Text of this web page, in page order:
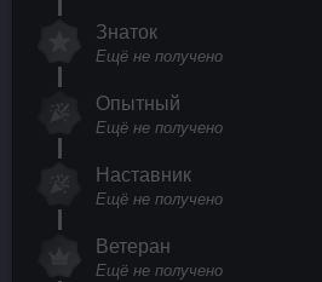
Знаток
Ещё не получено
Опытный
Ещё не получено
Наставник
Ещё не получено
Ветеран
Ещё не получено